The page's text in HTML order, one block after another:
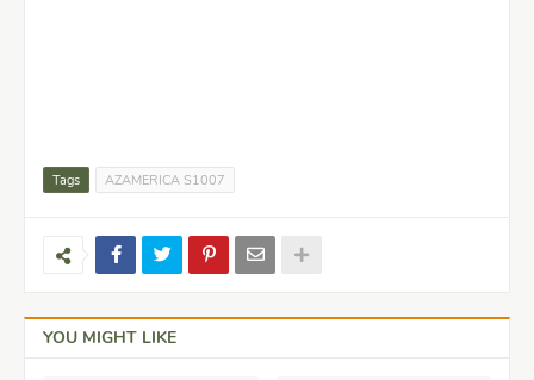
Tags AZAMERICA S1007
YOU MIGHT LIKE